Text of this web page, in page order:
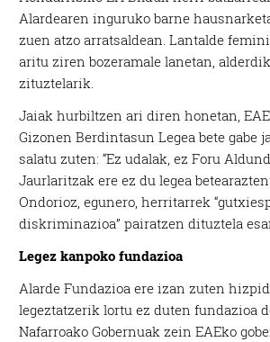
Alardearen inguruko barne
zuen atzo arratsaldean. Lantalde
aritu ziren bozeramale lanetan,
zituztelarik.
Jaiak hurbiltzen ari diren honetan,
Gizonen Berdintasun Legea bete gabe
salatu zuten: “Ez udalak, ez Foru
Jaurlaritzak ere ez du legea
Ondorioz, egunero, herritarrek
diskriminazioa” pairatzen dituztela
Legez kanpoko fundazioa
Alarde Fundazioa ere izan zuten
legeztatzerik lortu ez duten fundazioa
Nafarroako Gobernuak zein EAEko